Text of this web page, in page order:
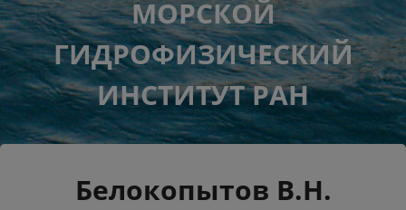
МОРСКОЙ
ГИДРОФИЗИЧЕСКИЙ
ИНСТИТУТ РАН
Белокопытов В.Н.